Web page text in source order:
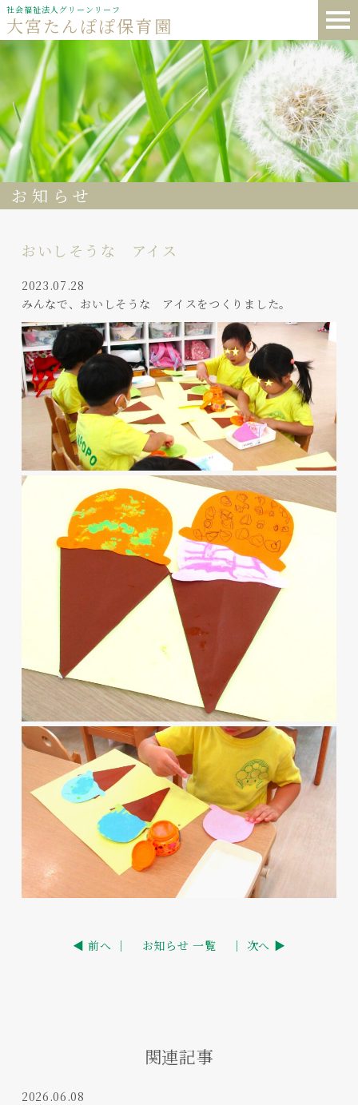
社会福祉法人グリーンリーフ
大宮たんぽぽ保育園
お知らせ
おいしそうな アイス
2023.07.28
みんなで、おいしそうな アイスをつくりました。
◀ 前へ ｜ お知らせ 一覧 ｜ 次へ ▶
関連記事
2026.06.08